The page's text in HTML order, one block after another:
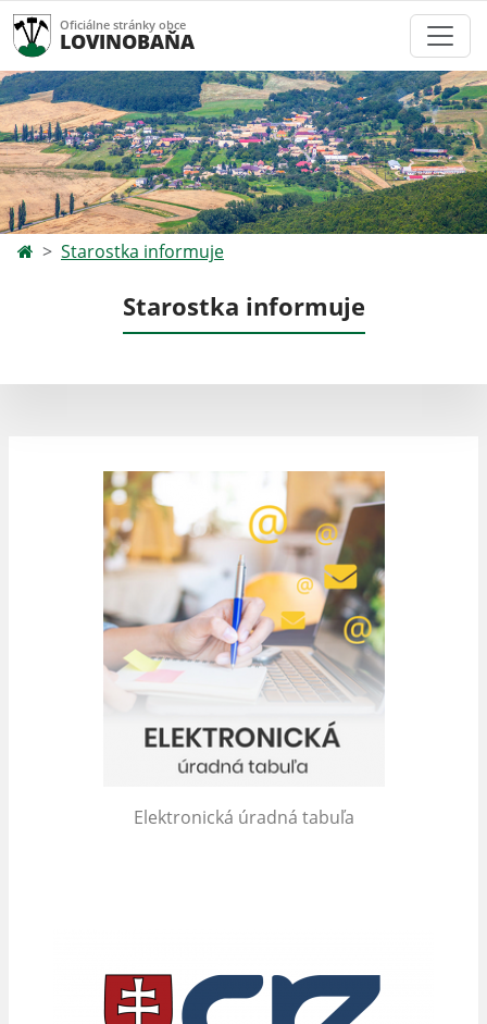
Oficiálne stránky obce
LOVINOBAŇA
Starostka informuje
Starostka informuje
Elektronická úradná tabuľa